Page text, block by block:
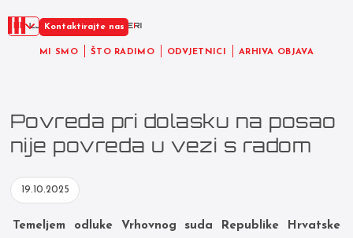
MI SMO ŠTO RADIMO ODVJETNICI ARHIVA OBJAVA
Kontaktirajte nas
Povreda pri dolasku na posao
nije povreda u vezi s radom
19.10.2025
T emeljem odluke Vrhovnog suda Republike Hrvatske